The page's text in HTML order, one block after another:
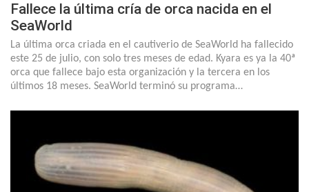
Fallece la última cría de orca nacida en el
SeaWorld
La última orca criada en el cautiverio de SeaWorld ha fallecido
este 25 de julio, con solo tres meses de edad. Kyara es ya la 40ª
orca que fallece bajo esta organización y la tercera en los
últimos 18 meses. SeaWorld terminó su programa…